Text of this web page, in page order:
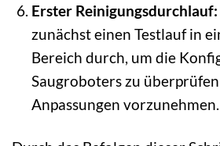
Erster Reinigungsdurchlauf:
zunächst einen Testlauf in
Bereich durch, um die
Saugroboters zu
Anpassungen vorzunehmen.